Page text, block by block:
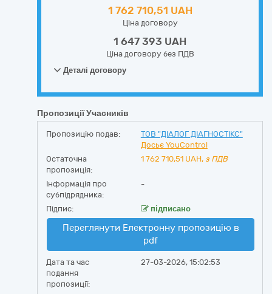
1 762 710,51 UAH
Ціна договору
1 647 393 UAH
Ціна договору без ПДВ
Деталі договору
Пропозиції Учасників
Пропозицію подав:
ТОВ "ДІАЛОГ ДІАГНОСТІКС"
Досьє YouControl
Остаточна
пропозиція:
1 762 710,51 UAH, з ПДВ
Інформація про
субпідрядника:
-
Підпис: підписано
Переглянути Електронну пропозицію в
pdf
Дата та час
подання
пропозиції:
27-03-2026, 15:02:53